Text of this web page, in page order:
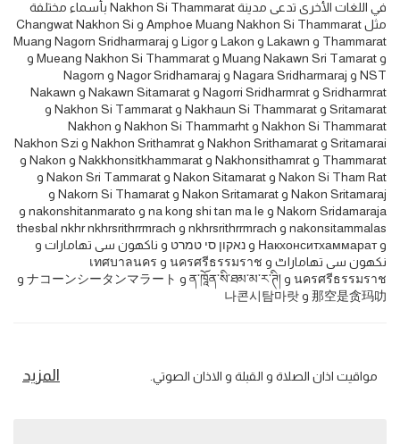
في اللغات الأخرى تدعى مدينة Nakhon Si Thammarat بأسماء مختلفة
مثل Amphoe Muang Nakhon Si Thammarat و Changwat Nakhon Si
Thammarat و Lakawn و Lakon و Ligor و Muang Nagorn Sridharmaraj
و Muang Nakawn Sri Tamarat و Mueang Nakhon Si Thammarat و
NST و Nagara Sridharmaraj و Nagor Sridhamaraj و Nagorn
Sridharmrat و Nagorri Sridharmrat و Nakawn Sitamarat و Nakawn
Sritamarat و Nakhaun Si Thammarat و Nakhon Si Tammarat و
Nakhon Si Thammarat و Nakhon Si Thammarht و Nakhon
Sritamarai و Nakhon Srithamarat و Nakhon Srithamrat و Nakhon Szi
Thammarat و Nakhonsithamrat و Nakkhonsitkhammarat و Nakon و
Nakon Si Tham Rat و Nakon Sitamarat و Nakon Sri Tammarat و
Nakon Sritamaraj و Nakon Sritamarat و Nakorn Si Thamarat و
Nakorn Sridamaraja و na kong shi tan ma le و nakonshitanmarato و
nakonsitammalas و nkhrsrithrrmrach و thesbal nkhr nkhrsrithrrmrach
و Накхонситхаммарат و נאקון סי טמרט و ناکھون سی تھامارات و
نکھون سی تھاماراٹ و นครศรีธรรมราช و เทศบาลนคร
นครศรีธรรมราช و ན་ཁཱོན་སི་ཐམ་མ་ར་ཊི། و ナコーンシータンマラート و
那空是贪玛叻 و 나콘시탐마랏
مواقيت اذان الصلاة و القبلة و الاذان الصوتي. المزيد